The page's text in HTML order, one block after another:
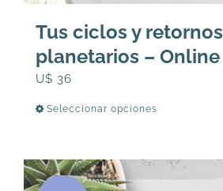
Tus ciclos y retornos
planetarios – Online
U$ 36
Seleccionar opciones